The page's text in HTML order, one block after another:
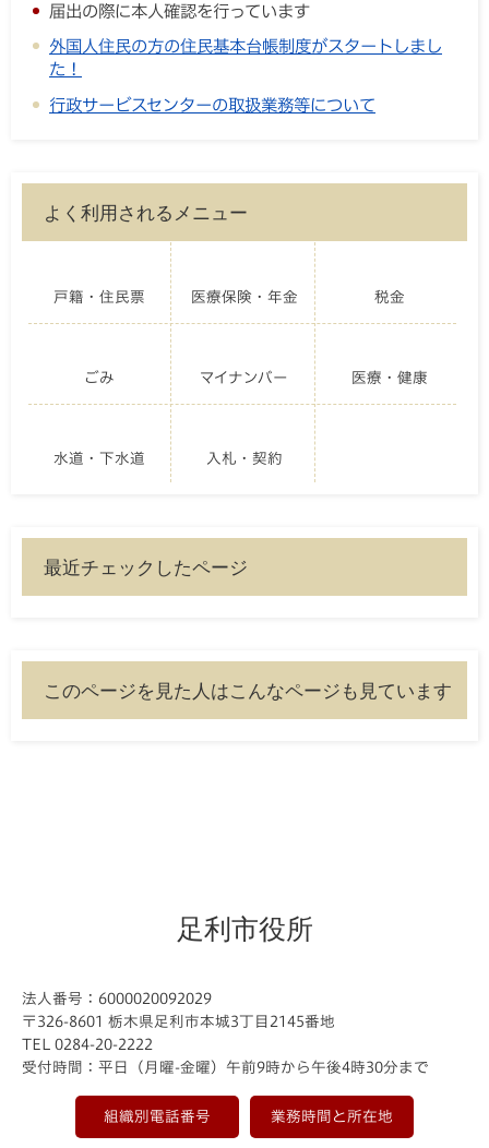
届出の際に本人確認を行っています
外国人住民の方の住民基本台帳制度がスタートしまし
た！
行政サービスセンターの取扱業務等について
よく利用されるメニュー
戸籍・住民票 医療保険・年金 税金
ごみ マイナンバー 医療・健康
水道・下水道 入札・契約
最近チェックしたページ
このページを見た人はこんなページも見ています
足利市役所
法人番号：6000020092029
〒326-8601 栃木県足利市本城3丁目2145番地
TEL 0284-20-2222
受付時間：平日（月曜-金曜）午前9時から午後4時30分まで
組織別電話番号 業務時間と所在地